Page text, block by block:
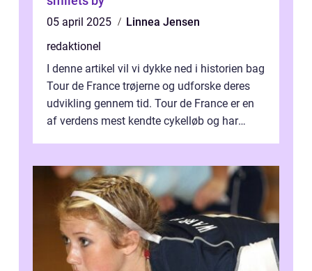
05 april 2025
Linnea Jensen
redaktionel
I denne artikel vil vi dykke ned i historien bag
Tour de France trøjerne og udforske deres
udvikling gennem tid. Tour de France er en
af verdens mest kendte cykelløb og har